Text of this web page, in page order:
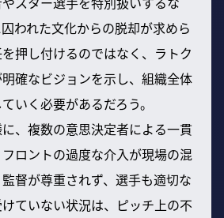
われた文化からの脱却が求めら
押し付けるのではなく、ラトク
確なビジョンを示し、組織全体
いく必要があるだろう。
、複数の意思決定者による一貫
ロントの過度な介入が現場の混
督が尊重されず、選手も適切な
ていない状況は、ピッチ上の不